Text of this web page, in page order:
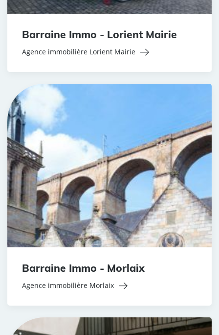
Barraine Immo - Lorient Mairie
Agence immobilière Lorient Mairie
Barraine Immo - Morlaix
Agence immobilière Morlaix